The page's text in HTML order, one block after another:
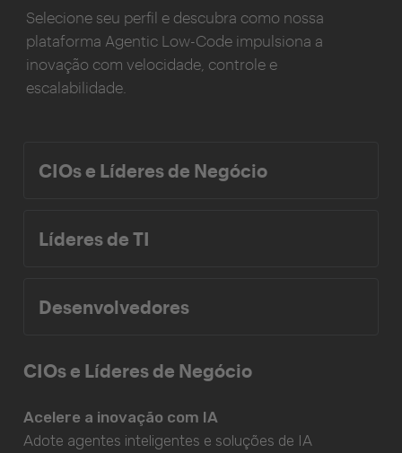
Selecione seu perfil e descubra como nossa
plataforma Agentic Low-Code impulsiona a
inovação com velocidade, controle e
escalabilidade.
CIOs e Líderes de Negócio
Líderes de TI
Desenvolvedores
CIOs e Líderes de Negócio
Acelere a inovação com IA
Adote agentes inteligentes e soluções de IA